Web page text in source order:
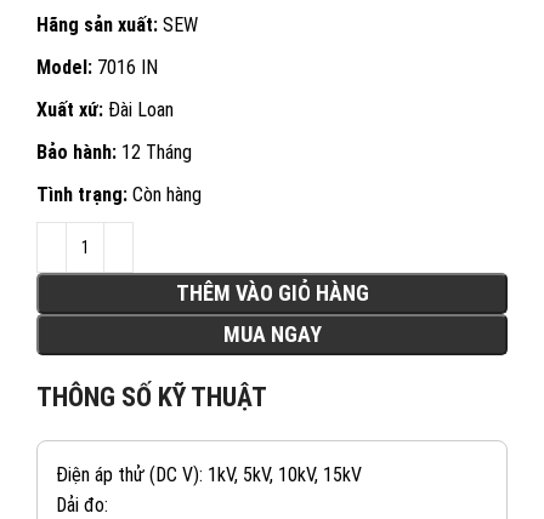
Hãng sản xuất: SEW
Model: 7016 IN
Xuất xứ: Đài Loan
Bảo hành: 12 Tháng
Tình trạng: Còn hàng
THÊM VÀO GIỎ HÀNG
MUA NGAY
THÔNG SỐ KỸ THUẬT
Điện áp thử (DC V): 1kV, 5kV, 10kV, 15kV
Dải đo: